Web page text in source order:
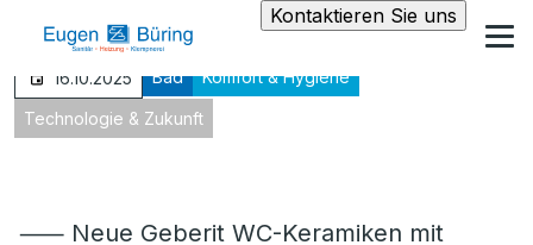
Kontaktieren Sie uns
16.10.2025 Bad Komfort & Hygiene
Technologie & Zukunft
⸺ Neue Geberit WC-Keramiken mit